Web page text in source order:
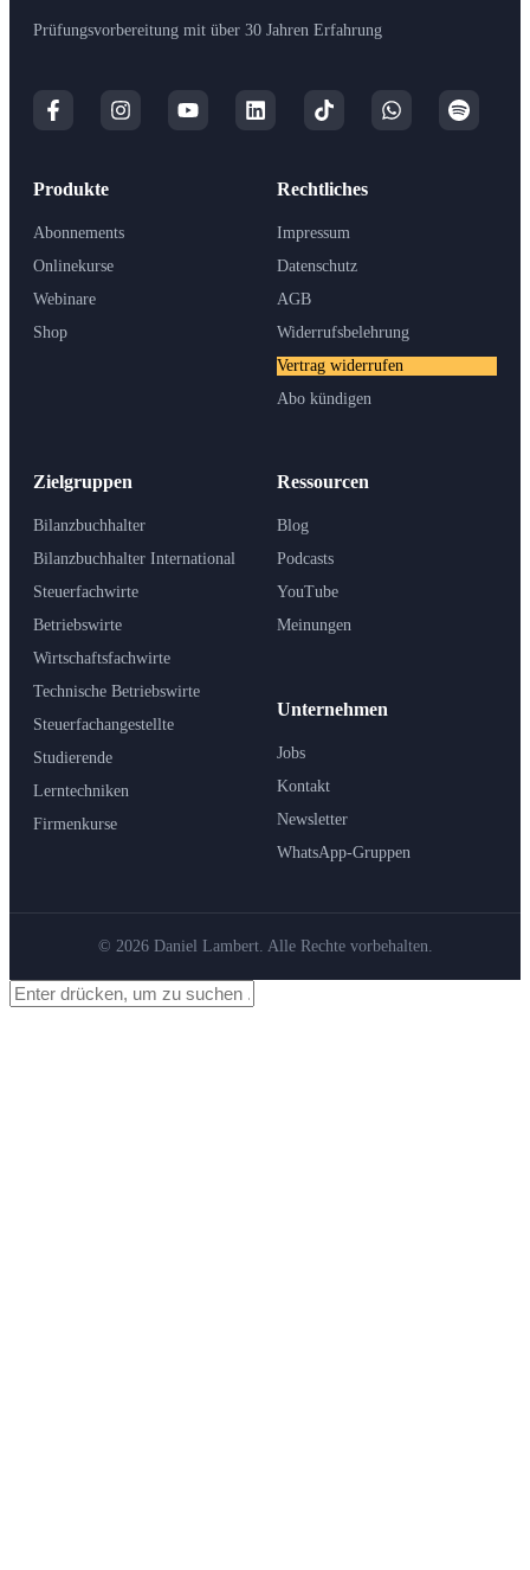
Prüfungsvorbereitung mit über 30 Jahren Erfahrung
Produkte
Abonnements
Onlinekurse
Webinare
Shop
Zielgruppen
Bilanzbuchhalter
Bilanzbuchhalter International
Steuerfachwirte
Betriebswirte
Wirtschaftsfachwirte
Technische Betriebswirte
Steuerfachangestellte
Studierende
Lerntechniken
Firmenkurse
Ressourcen
Blog
Podcasts
YouTube
Meinungen
Unternehmen
Jobs
Kontakt
Newsletter
WhatsApp-Gruppen
Rechtliches
Impressum
Datenschutz
AGB
Widerrufsbelehrung
Vertrag widerrufen
Abo kündigen
© 2026 Daniel Lambert. Alle Rechte vorbehalten.